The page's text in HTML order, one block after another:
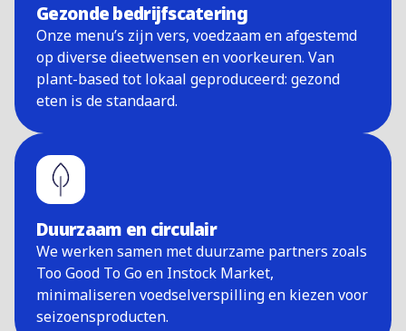
Gezonde bedrijfscatering
Onze menu’s zijn vers, voedzaam en afgestemd
op diverse dieetwensen en voorkeuren. Van
plant-based tot lokaal geproduceerd: gezond
eten is de standaard.
Duurzaam en circulair
We werken samen met duurzame partners zoals
Too Good To Go en Instock Market,
minimaliseren voedselverspilling en kiezen voor
seizoensproducten.